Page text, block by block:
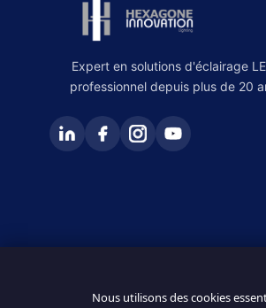
Expert en solutions d'éclairage
professionnel depuis plus de 20
© 2026 Hexagone Innovation. Tous
Nous utilisons des cookies